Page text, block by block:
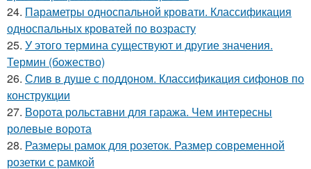
24. Параметры односпальной кровати. Классификация
односпальных кроватей по возрасту
25. У этого термина существуют и другие значения.
Термин (божество)
26. Слив в душе с поддоном. Классификация сифонов по
конструкции
27. Ворота рольставни для гаража. Чем интересны
ролевые ворота
28. Размеры рамок для розеток. Размер современной
розетки с рамкой